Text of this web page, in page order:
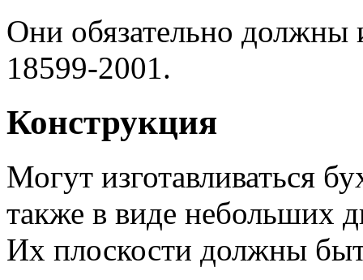
Они обязательно должны
18599-2001.
Конструкция
Могут изготавливаться
также в виде небольших
Их плоскости должны